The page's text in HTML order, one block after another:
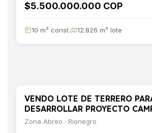
$5.500.000.000 COP
10 m² const. 12.826 m² lote
VENTA
VENDO LOTE DE TERRERO
DESARROLLAR PROYECTO
Zona Abreo · Rionegro